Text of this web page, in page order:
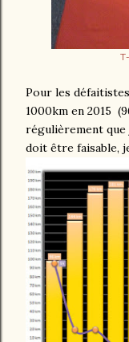
Pour les
1000km en 2015
régulièrement que
doit être faisable,